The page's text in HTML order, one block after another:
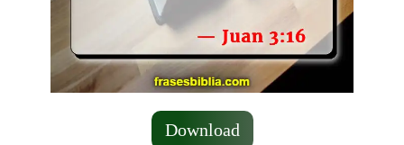
Download